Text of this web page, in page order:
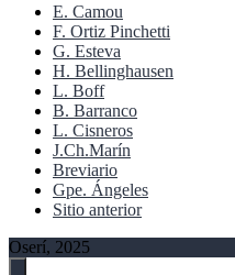
E. Camou
F. Ortiz Pinchetti
G. Esteva
H. Bellinghausen
L. Boff
B. Barranco
L. Cisneros
J.Ch.Marín
Breviario
Gpe. Ángeles
Sitio anterior
Oserí, 2025